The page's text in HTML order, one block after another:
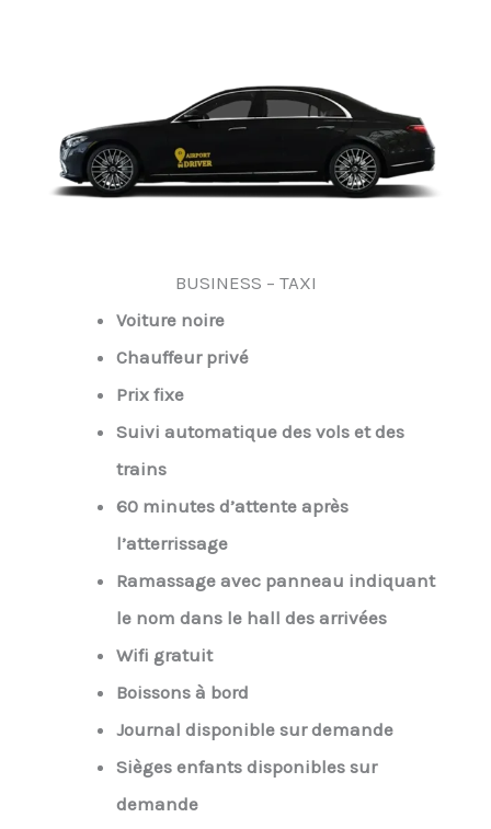
BUSINESS – TAXI
Voiture noire
Chauffeur privé
Prix fixe
Suivi automatique des vols et des
trains
60 minutes d’attente après
l’atterrissage
Ramassage avec panneau indiquant
le nom dans le hall des arrivées
Wifi gratuit
Boissons à bord
Journal disponible sur demande
Sièges enfants disponibles sur
demande